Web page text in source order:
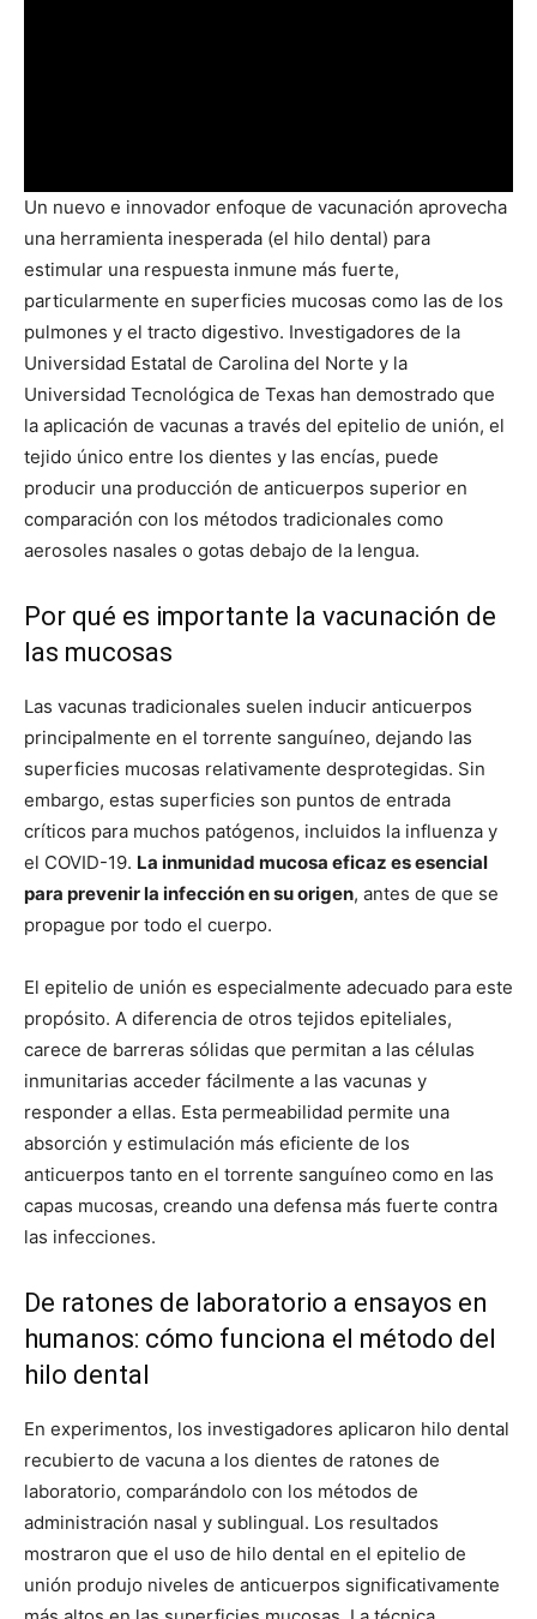
Un nuevo e innovador enfoque de vacunación aprovecha
una herramienta inesperada (el hilo dental) para
estimular una respuesta inmune más fuerte,
particularmente en superficies mucosas como las de los
pulmones y el tracto digestivo. Investigadores de la
Universidad Estatal de Carolina del Norte y la
Universidad Tecnológica de Texas han demostrado que
la aplicación de vacunas a través del epitelio de unión, el
tejido único entre los dientes y las encías, puede
producir una producción de anticuerpos superior en
comparación con los métodos tradicionales como
aerosoles nasales o gotas debajo de la lengua.
Por qué es importante la vacunación de
las mucosas
Las vacunas tradicionales suelen inducir anticuerpos
principalmente en el torrente sanguíneo, dejando las
superficies mucosas relativamente desprotegidas. Sin
embargo, estas superficies son puntos de entrada
críticos para muchos patógenos, incluidos la influenza y
el COVID-19. La inmunidad mucosa eficaz es esencial
para prevenir la infección en su origen, antes de que se
propague por todo el cuerpo.
El epitelio de unión es especialmente adecuado para este
propósito. A diferencia de otros tejidos epiteliales,
carece de barreras sólidas que permitan a las células
inmunitarias acceder fácilmente a las vacunas y
responder a ellas. Esta permeabilidad permite una
absorción y estimulación más eficiente de los
anticuerpos tanto en el torrente sanguíneo como en las
capas mucosas, creando una defensa más fuerte contra
las infecciones.
De ratones de laboratorio a ensayos en
humanos: cómo funciona el método del
hilo dental
En experimentos, los investigadores aplicaron hilo dental
recubierto de vacuna a los dientes de ratones de
laboratorio, comparándolo con los métodos de
administración nasal y sublingual. Los resultados
mostraron que el uso de hilo dental en el epitelio de
unión produjo niveles de anticuerpos significativamente